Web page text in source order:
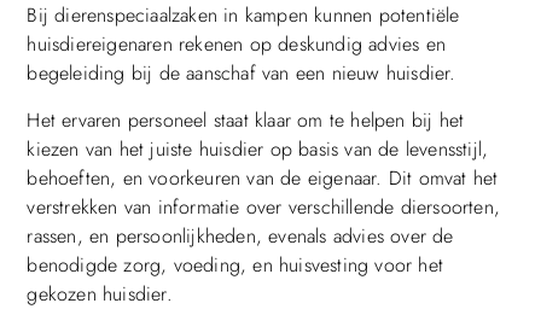
Bij dierenspeciaalzaken in kampen kunnen potentiële
huisdiereigenaren rekenen op deskundig advies en
begeleiding bij de aanschaf van een nieuw huisdier.
Het ervaren personeel staat klaar om te helpen bij het
kiezen van het juiste huisdier op basis van de levensstijl,
behoeften, en voorkeuren van de eigenaar. Dit omvat het
verstrekken van informatie over verschillende diersoorten,
rassen, en persoonlijkheden, evenals advies over de
benodigde zorg, voeding, en huisvesting voor het
gekozen huisdier.